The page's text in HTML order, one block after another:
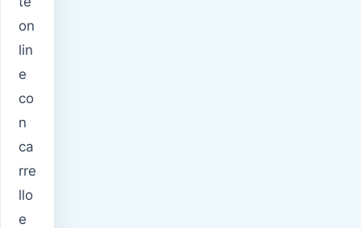
on
lin
e
co
n
ca
rre
llo
e